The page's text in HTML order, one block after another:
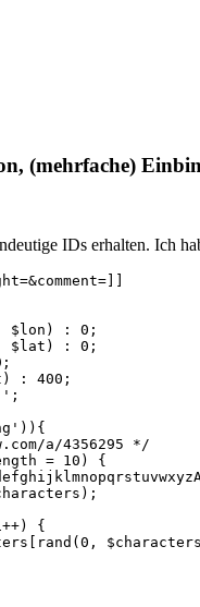
(mehrfache)
IDs erhalten. Ich
$lon) : 0;
$lat) : 0;
: 400;
'';
a/4356295 */